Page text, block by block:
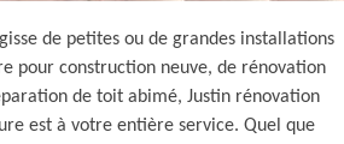
de petites ou de grandes installations
pour construction neuve, de rénovation
de toit abimé, Justin rénovation
est à votre entière service. Quel que